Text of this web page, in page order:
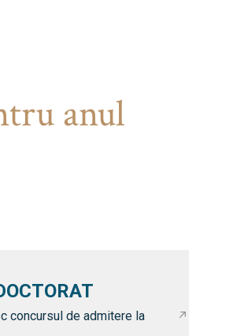
anul
concursul de admitere la